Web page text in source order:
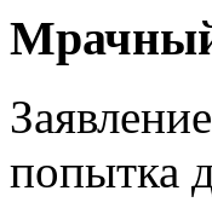
попытка